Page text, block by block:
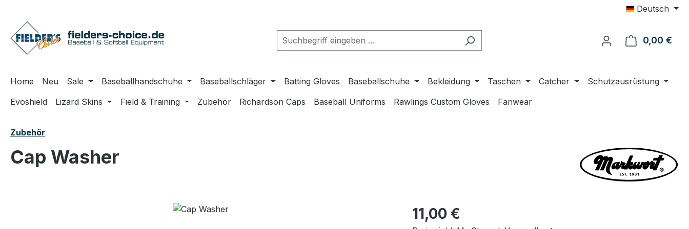
Deutsch
0,00 €
Home Neu Sale Baseballhandschuhe Baseballschläger Batting Gloves Baseballschuhe Bekleidung Taschen Catcher
Schutzausrüstung
Evoshield
Lizard Skins Field & Training Zubehör Richardson Caps Baseball Uniforms Rawlings Custom Gloves Fanwear
Zubehör
Cap Washer
Regulärer Preis:
11,00 €